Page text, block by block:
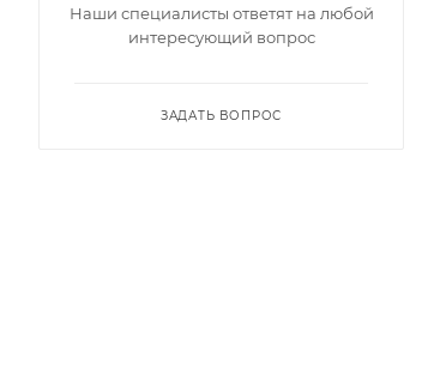
Наши специалисты ответят на любой
интересующий вопрос
ЗАДАТЬ ВОПРОС